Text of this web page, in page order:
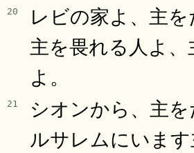
20
レビの家よ、主を
主を畏れる人よ、
よ。
21
シオンから、主
ルサレムにいま